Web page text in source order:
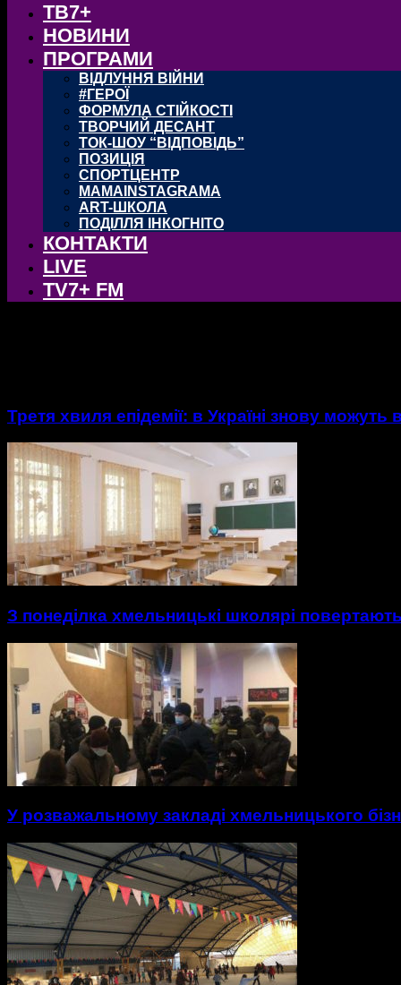
ТВ7+
НОВИНИ
ПРОГРАМИ
ВІДЛУННЯ ВІЙНИ
#ГЕРОЇ
ФОРМУЛА СТІЙКОСТІ
ТВОРЧИЙ ДЕСАНТ
ТОК-ШОУ “ВІДПОВІДЬ”
ПОЗИЦІЯ
СПОРТЦЕНТР
MAMAINSTAGRAMA
ART-ШКОЛА
ПОДІЛЛЯ ІНКОГНІТО
КОНТАКТИ
LIVE
TV7+ FM
Третя хвиля епідемії: в Україні знову можуть
З понеділка хмельницькі школярі
У розважальному закладі хмельницького